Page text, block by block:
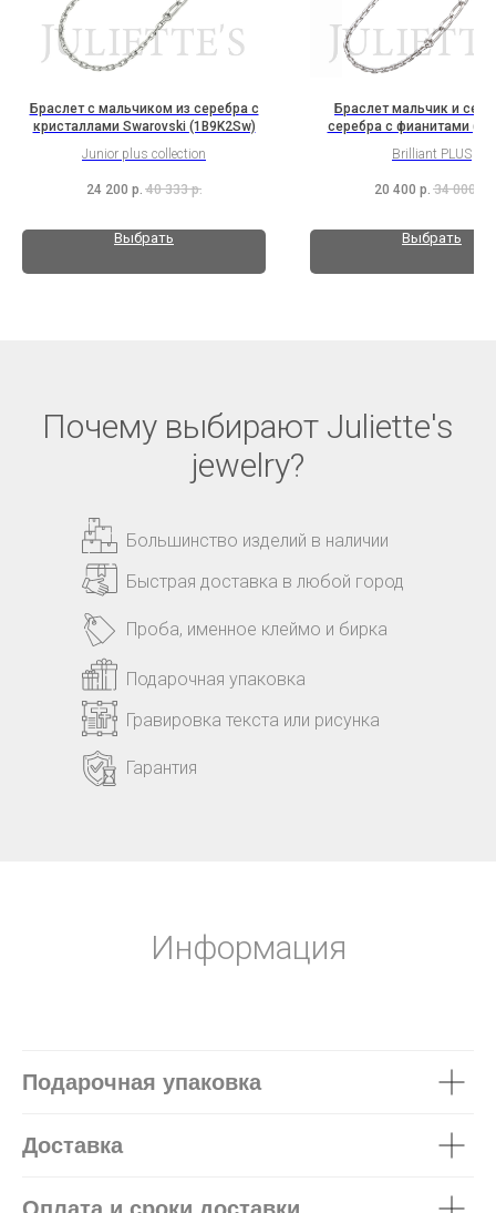
Браслет с мальчиком из серебра с
кристаллами Swarovski (1B9K2Sw)
Junior plus collection
24 200 р. 40 333 р.
Выбрать
Браслет мальчик и
серебра с фианитами
Brilliant PLUS
20 400 р. 34 000
Выбрать
Почему выбирают Juliette's
jewelry?
Большинство изделий в наличии
Быстрая доставка в любой город
Подарочная упаковка
Гравировка текста или рисунка
Проба, именное клеймо и бирка
Гарантия
Информация
Подарочная упаковка
Доставка